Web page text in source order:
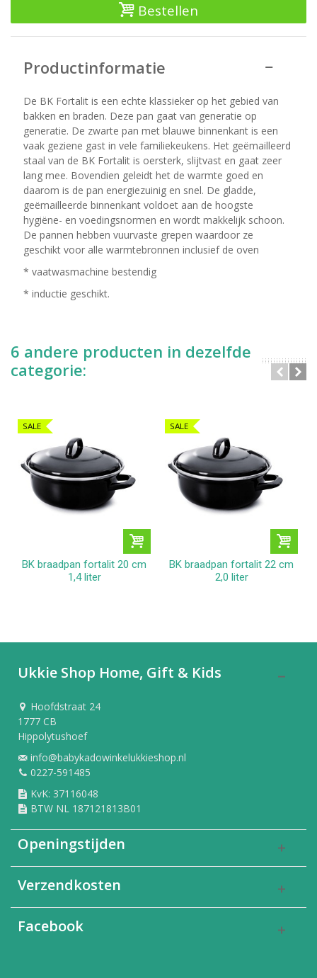
Bestellen
Productinformatie
De BK Fortalit is een echte klassieker op het gebied van
bakken en braden. Deze pan gaat van generatie op
generatie. De zwarte pan met blauwe binnenkant is een
vaak geziene gast in vele familiekeukens. Het geëmailleerd
staal van de BK Fortalit is oersterk, slijtvast en gaat zeer
lang mee. Bovendien geleidt het de warmte goed en
daarom is de pan energiezuinig en snel. De gladde,
geëmailleerde binnenkant voldoet aan de hoogste
hygiëne- en voedingsnormen en wordt makkelijk schoon.
De pannen hebben vuurvaste grepen waardoor ze
geschikt voor alle warmtebronnen inclusief de oven
* vaatwasmachine bestendig
* inductie geschikt.
6 andere producten in dezelfde
categorie:
SALE
BK braadpan fortalit 20 cm
1,4 liter
SALE
BK braadpan fortalit 22 cm
2,0 liter
Ukkie Shop Home, Gift & Kids
Hoofdstraat 24
1777 CB
Hippolytushoef
info@babykadowinkelukkieshop.nl
0227-591485
KvK: 37116048
BTW NL 187121813B01
Openingstijden
Verzendkosten
Facebook